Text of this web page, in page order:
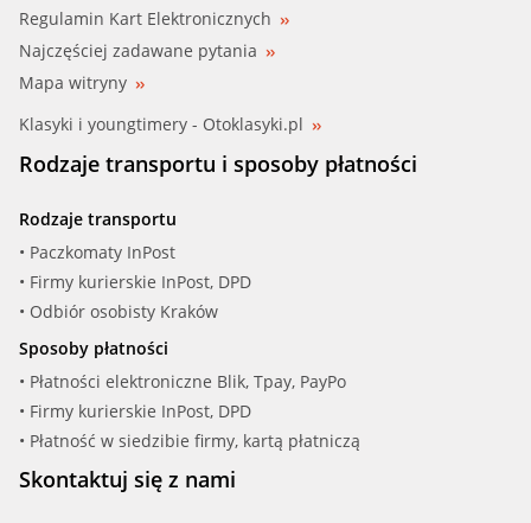
Regulamin Kart Elektronicznych
Najczęściej zadawane pytania
Mapa witryny
Klasyki i youngtimery - Otoklasyki.pl
Rodzaje transportu i sposoby płatności
Rodzaje transportu
• Paczkomaty InPost
• Firmy kurierskie InPost, DPD
• Odbiór osobisty Kraków
Sposoby płatności
• Płatności elektroniczne Blik, Tpay, PayPo
• Firmy kurierskie InPost, DPD
• Płatność w siedzibie firmy, kartą płatniczą
Skontaktuj się z nami